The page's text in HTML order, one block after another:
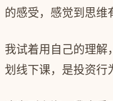
的感受，感觉到思维
我试着用自己的理解
划线下课，是投资行